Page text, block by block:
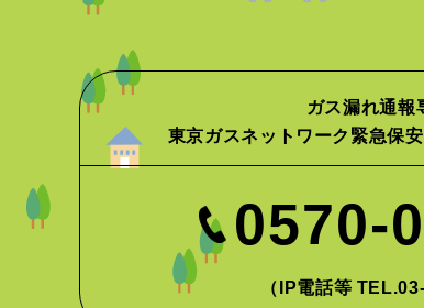
ガス漏れ通報
東京ガスネットワーク緊急保
0570-
（IP電話等